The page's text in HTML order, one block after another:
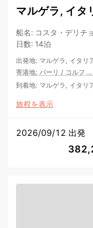
マルゲラ, イタ
船名: コスタ・デリチ
日数: 14泊
出発地: マルゲラ, イタリ
寄港地: バーリ / コルフ …
到着地: マルゲラ, イタリ
旅程を表示
2026/09/12 出発